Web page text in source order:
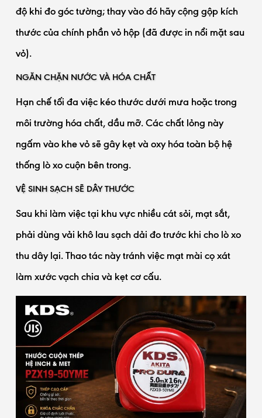
độ khi đo góc tường; thay vào đó hãy cộng gộp kích
thước của chính phần vỏ hộp (đã được in nổi mặt sau
vỏ).
NGĂN CHẶN NƯỚC VÀ HÓA CHẤT
Hạn chế tối đa việc kéo thước dưới mưa hoặc trong
môi trường hóa chất, dầu mỡ. Các chất lỏng này
ngấm vào khe vỏ sẽ gây kẹt và oxy hóa toàn bộ hệ
thống lò xo cuộn bên trong.
VỆ SINH SẠCH SẼ DÂY THƯỚC
Sau khi làm việc tại khu vực nhiều cát sỏi, mạt sắt,
phải dùng vải khô lau sạch dải đo trước khi cho lò xo
thu dây lại. Thao tác này tránh việc mạt mài cọ xát
làm xước vạch chia và kẹt cơ cấu.